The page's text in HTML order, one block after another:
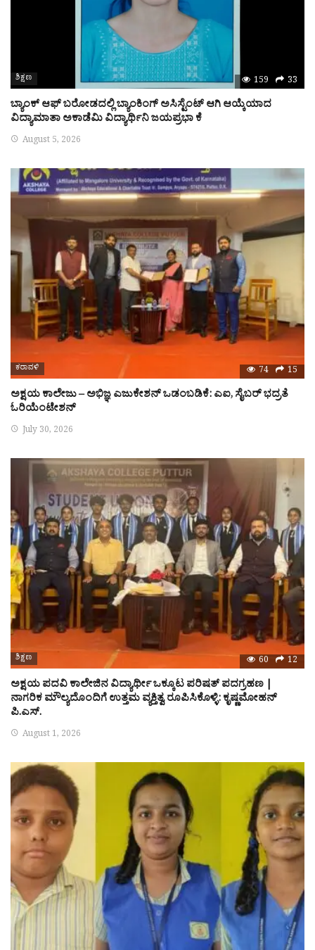
ಶಿಕ್ಷಣ 159 33
ಬ್ಯಾಂಕ್ ಆಫ್ ಬರೋಡದಲ್ಲಿ ಬ್ಯಾಂಕಿಂಗ್ ಅಸಿಸ್ಟೆಂಟ್ ಆಗಿ ಆಯ್ಕೆಯಾದ
ವಿದ್ಯಾಮಾತಾ ಅಕಾಡೆಮಿ ವಿದ್ಯಾರ್ಥಿನಿ ಜಯಪ್ರಭಾ ಕೆ
August 5, 2026
ಕರಾವಳಿ 74 15
ಅಕ್ಷಯ ಕಾಲೇಜು – ಅಭಿಜ್ಞ ಎಜುಕೇಶನ್ ಒಡಂಬಡಿಕೆ: ಎಐ, ಸೈಬರ್ ಭದ್ರತೆ
ಓರಿಯೆಂಟೇಶನ್
July 30, 2026
ಶಿಕ್ಷಣ 60 12
ಅಕ್ಷಯ ಪದವಿ ಕಾಲೇಜಿನ ವಿದ್ಯಾರ್ಥೀ ಒಕ್ಕೂಟ ಪರಿಷತ್ ಪದಗ್ರಹಣ |
ನಾಗರಿಕ ಮೌಲ್ಯದೊಂದಿಗೆ ಉತ್ತಮ ವ್ಯಕ್ತಿತ್ವ ರೂಪಿಸಿಕೊಳ್ಳಿ: ಕೃಷ್ಣಮೋಹನ್
ಪಿ.ಎಸ್.
August 1, 2026